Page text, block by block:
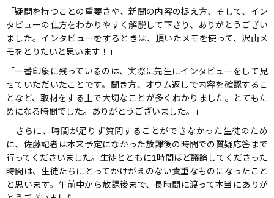
「疑問を持つことの重要さや、新聞の内容の捉え方、そして、イン
タビューの仕方をわかりやすく解説して下さり、ありがとうござい
ました。インタビューをするときは、頂いたメモを使って、沢山メ
モをとりたいと思います！」
「一番印象に残っているのは、実際に先生にインタビューをして見
せていただいたことです。聞き方、オウム返しで内容を確認するこ
となど、取材をする上で大切なことが多くわかりました。とてもた
めになる時間でした。ありがとうございました。」
さらに、時間が足りず質問することができなかった生徒のため
に、佐藤記者は本来予定になかった放課後の時間での質疑応答まで
行ってくださいました。生徒とともに1時間ほど議論してくださった
時間は、生徒たちにとってかけがえのない貴重なものになったこと
と思います。午前中から放課後まで、長時間に渡って本当にありが